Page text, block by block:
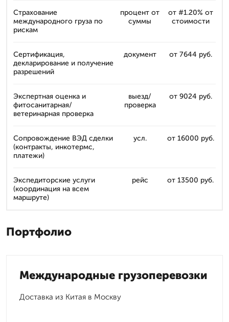
Страхование
международного груза по
рискам
процент от
суммы
от #1.20% от
стоимости
Сертификация,
декларирование и получение
разрешений
документ от 7644 руб.
Экспертная оценка и
фитосанитарная/
ветеринарная проверка
выезд/
проверка
от 9024 руб.
Сопровождение ВЭД сделки
(контракты, инкотермс,
платежи)
усл. от 16000 руб.
Экспедиторские услуги
(координация на всем
маршруте)
рейс от 13500 руб.
Портфолио
Международные грузоперевозки
Доставка из Китая в Москву